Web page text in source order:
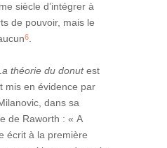
siècle d’intégrer à
de pouvoir, mais le
6
théorie du donutest
mis en évidence par
dans sa
de Raworth : « A
écrit à la première